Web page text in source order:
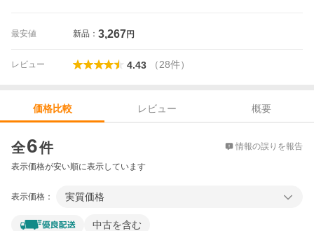
最安値 新品： 3,267円
レビュー 4.43 （28件）
価格比較 レビュー
概要
全6件 情報の誤りを報告
表示価格が安い順に表示しています
表示価格： 実質価格
中古を含む